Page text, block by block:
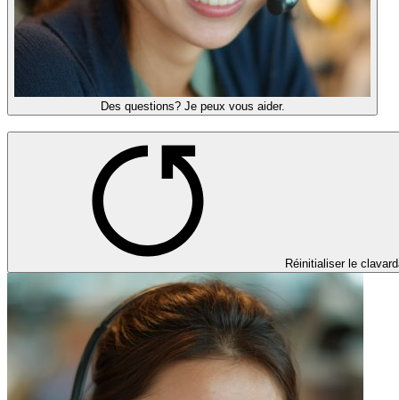
Des questions? Je peux vous aider.
Réinitialiser le